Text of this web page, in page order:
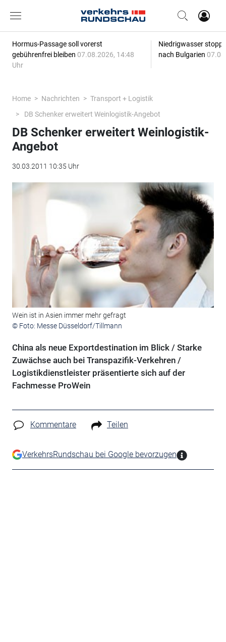
Hormus-Passage soll vorerst
gebührenfrei bleiben 07.08.2026, 14:48
Uhr
Niedrigwasser
nach Bulgarien
Home Nachrichten
Transport + Logistik
DB Schenker erweitert Weinlogistik-Angebot
DB Schenker erweitert Weinlogistik-
Angebot
30.03.2011 10:35 Uhr
Wein ist in Asien immer mehr gefragt
© Foto: Messe Düsseldorf/Tillmann
China als neue Exportdestination im Blick / Starke
Zuwächse auch bei Transpazifik-Verkehren /
Logistikdienstleister präsentierte sich auf der
Fachmesse ProWein
Kommentare Teilen
VerkehrsRundschau bei Google bevorzugen